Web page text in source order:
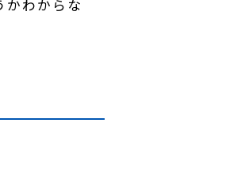
かわからな